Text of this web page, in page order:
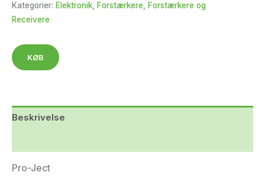
Kategorier: Elektronik, Forstærkere, Forstærkere og
Receivere
KØB
Beskrivelse
Pro-Ject